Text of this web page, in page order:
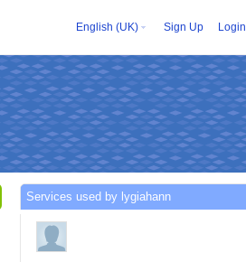
English (UK) Sign Up Login
Services used by lygiahann